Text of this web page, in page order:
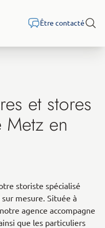
Être contacté
et stores
en
storiste spécialisé
mesure. Située à
agence accompagne
que les particuliers